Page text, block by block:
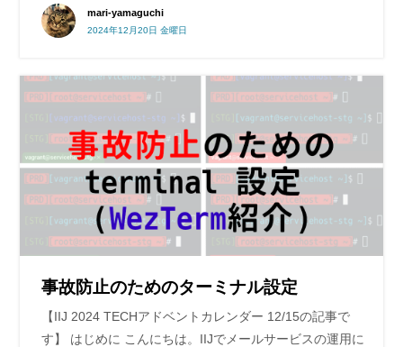
mari-yamaguchi
2024年12月20日 金曜日
事故防止のためのターミナル設定
【IIJ 2024 TECHアドベントカレンダー 12/15の記事で
す】 はじめに こんにちは。IIJでメールサービスの運用に